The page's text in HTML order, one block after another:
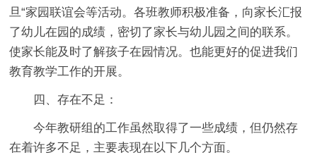
旦“家园联谊会等活动。各班教师积极准备，向家长汇报
了幼儿在园的成绩，密切了家长与幼儿园之间的联系。
使家长能及时了解孩子在园情况。也能更好的促进我们
教育教学工作的开展。
四、存在不足：
今年教研组的工作虽然取得了一些成绩，但仍然存
在着许多不足，主要表现在以下几个方面。